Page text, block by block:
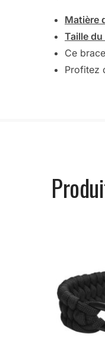
Matière
Taille
Ce
Profitez